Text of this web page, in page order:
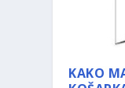
KAKO